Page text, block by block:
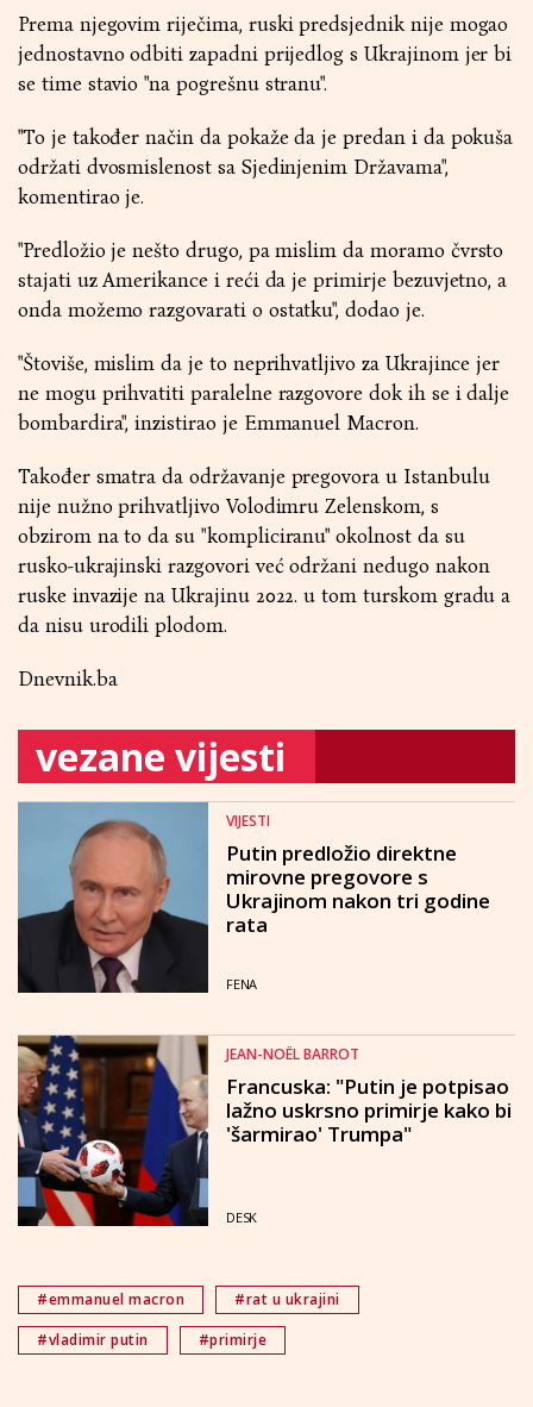
Prema njegovim riječima, ruski predsjednik nije mogao
jednostavno odbiti zapadni prijedlog s Ukrajinom jer bi
se time stavio "na pogrešnu stranu".
"To je također način da pokaže da je predan i da pokuša
održati dvosmislenost sa Sjedinjenim Državama",
komentirao je.
"Predložio je nešto drugo, pa mislim da moramo čvrsto
stajati uz Amerikance i reći da je primirje bezuvjetno, a
onda možemo razgovarati o ostatku", dodao je.
"Štoviše, mislim da je to neprihvatljivo za Ukrajince jer
ne mogu prihvatiti paralelne razgovore dok ih se i dalje
bombardira", inzistirao je Emmanuel Macron.
Također smatra da održavanje pregovora u Istanbulu
nije nužno prihvatljivo Volodimru Zelenskom, s
obzirom na to da su "kompliciranu" okolnost da su
rusko-ukrajinski razgovori već održani nedugo nakon
ruske invazije na Ukrajinu 2022. u tom turskom gradu a
da nisu urodili plodom.
Dnevnik.ba
vezane vijesti
VIJESTI
Putin predložio direktne
mirovne pregovore s
Ukrajinom nakon tri godine
rata
FENA
JEAN-NOËL BARROT
Francuska: "Putin je potpisao
lažno uskrsno primirje kako bi
'šarmirao' Trumpa"
DESK
#emmanuel macron
#rat u ukrajini
#vladimir putin
#primirje